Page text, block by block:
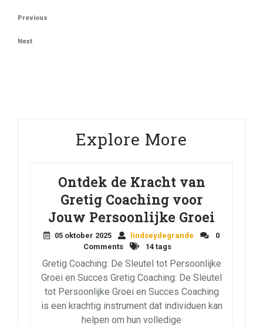
Berichtnavigatie
Previous
Previous
Next
Next
Explore More
Ontdek de Kracht van
Gretig Coaching voor
Jouw Persoonlijke Groei
05 oktober 2025 lindseydegrande
0
Comments
14 tags
Gretig Coaching: De Sleutel tot Persoonlijke
Groei en Succes Gretig Coaching: De Sleutel
tot Persoonlijke Groei en Succes Coaching
is een krachtig instrument dat individuen kan
helpen om hun volledige